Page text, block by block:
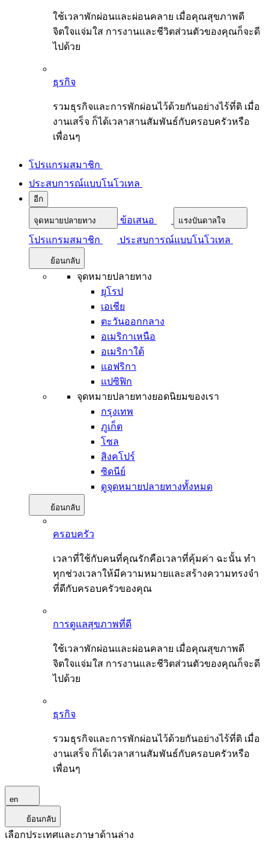
ใช้เวลาพักผ่อนและผ่อนคลาย เมื่อคุณสุขภาพดี
จิตใจแจ่มใส การงานและชีวิตส่วนตัวของคุณก็จะดี
ไปด้วย
ธุรกิจ
รวมธุรกิจและการพักผ่อนไว้ด้วยกันอย่างไร้ที่ติ เมื่อ
งานเสร็จ ก็ได้เวลาสานสัมพันธ์กับครอบครัวหรือ
เพื่อนๆ
โปรแกรมสมาชิก
ประสบการณ์แบบโนโวเทล
อีก
จุดหมายปลายทาง ข้อเสนอ แรงบันดาลใจ
โปรแกรมสมาชิก ประสบการณ์แบบโนโวเทล
ย้อนกลับ
จุดหมายปลายทาง
ยุโรป
เอเชีย
ตะวันออกกลาง
อเมริกาเหนือ
อเมริกาใต้
แอฟริกา
แปซิฟิก
จุดหมายปลายทางยอดนิยมของเรา
กรุงเทพ
ภูเก็ต
โซล
สิงคโปร์
ซิดนีย์
ดูจุดหมายปลายทางทั้งหมด
ย้อนกลับ
ครอบครัว
เวลาที่ใช้กับคนที่คุณรักคือเวลาที่คุ้มค่า ฉะนั้น ทำ
ทุกช่วงเวลาให้มีความหมายและสร้างความทรงจำ
ที่ดีกับครอบครัวของคุณ
การดูแลสุขภาพที่ดี
ใช้เวลาพักผ่อนและผ่อนคลาย เมื่อคุณสุขภาพดี
จิตใจแจ่มใส การงานและชีวิตส่วนตัวของคุณก็จะดี
ไปด้วย
ธุรกิจ
รวมธุรกิจและการพักผ่อนไว้ด้วยกันอย่างไร้ที่ติ เมื่อ
งานเสร็จ ก็ได้เวลาสานสัมพันธ์กับครอบครัวหรือ
เพื่อนๆ
en
ย้อนกลับ
เลือกประเทศและภาษาด้านล่าง